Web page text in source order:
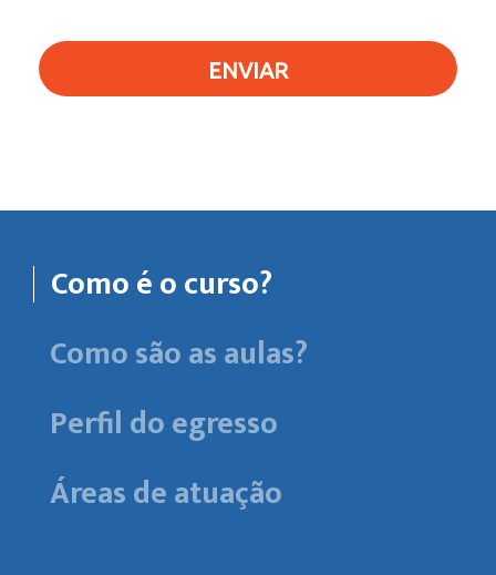
ENVIAR
Como é o curso?
Como são as aulas?
Perfil do egresso
Áreas de atuação